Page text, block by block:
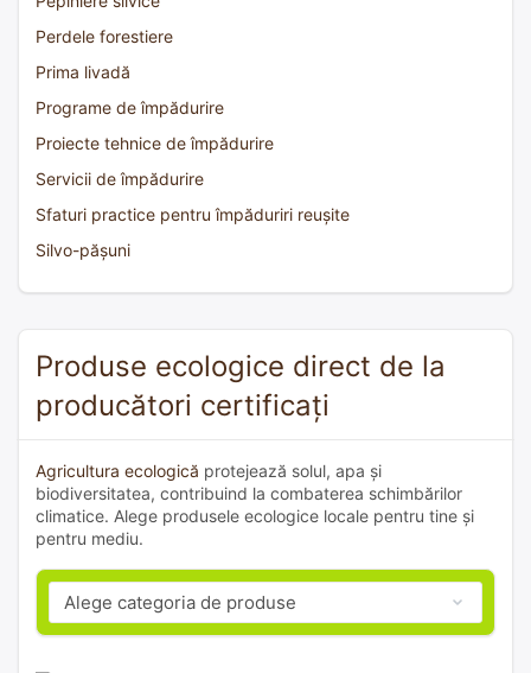
Perdele forestiere
Prima livadă
Programe de împădurire
Proiecte tehnice de împădurire
Servicii de împădurire
Sfaturi practice pentru împăduriri reușite
Silvo-pășuni
Produse ecologice direct de la
producători certificați
Agricultura ecologică protejează solul, apa și
biodiversitatea, contribuind la combaterea schimbărilor
climatice. Alege produsele ecologice locale pentru tine și
pentru mediu.